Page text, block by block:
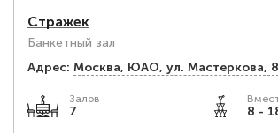
Стражек
Банкетный зал
Адрес: Москва, ЮАО, ул. Мастеркова, 8
Залов
7 8 -